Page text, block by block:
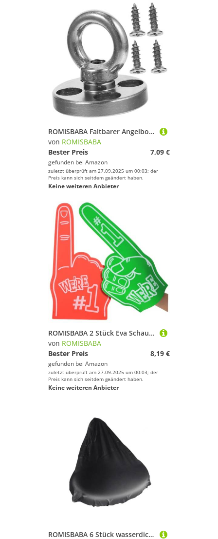
ROMISBABA Faltbarer Angelbox Haken aus Metall Kompakter Lost Ringhaken für Outdoor Angeln Vielseitiger Angelzubehör Haken Platzsparend und Robust für Angler und Outdoor Aktivitäten
von ROMISBABA
Bester Preis
7,09 €
gefunden bei Amazon
zuletzt überprüft am 27.09.2025 um 00:03; der
Preis kann sich seitdem geändert haben.
Keine weiteren Anbieter
ROMISBABA 2 Stück Eva Schaumstoff Finger Rot Grün Große Fan Hände für Cheerleading Sport Event Requisiten Fanartikel für Fußball Basketball Baseball Party und Stadion
von ROMISBABA
Bester Preis
8,19 €
gefunden bei Amazon
zuletzt überprüft am 27.09.2025 um 00:03; der
Preis kann sich seitdem geändert haben.
Keine weiteren Anbieter
ROMISBABA 6 Stück wasserdichte Fahrrad Sattelschutzbezüge mit Elastischem Band Großer Regenschutz für Mountainbike und Standard Fahrradsitze Strapazierfähiger Schwarzer PVC Bezug